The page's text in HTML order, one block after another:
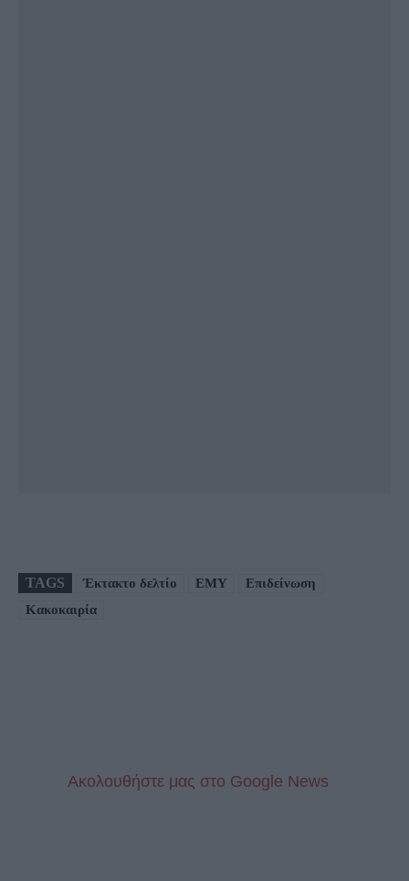
TAGS Έκτακτο δελτίο ΕΜΥ
Επιδείνωση
Κακοκαιρία
Aκολουθήστε μας στo Google News